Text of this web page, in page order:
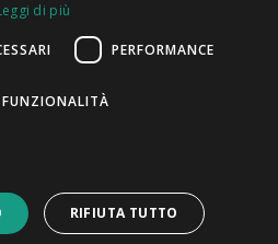
trovarci su
di più
PERFORMANCE
FUNZIONALITÀ
RIFIUTA TUTTO